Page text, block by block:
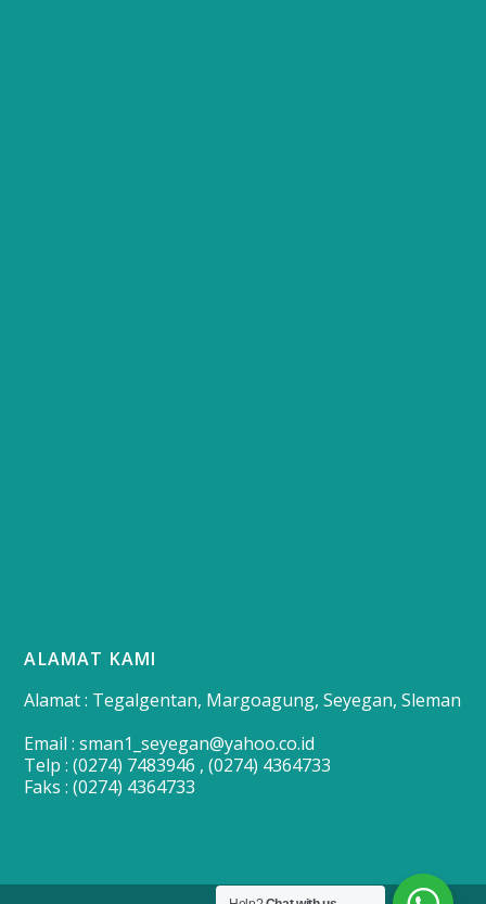
ALAMAT KAMI
Alamat : Tegalgentan, Margoagung, Seyegan, Sleman
Email : sman1_seyegan@yahoo.co.id
Telp : (0274) 7483946 , (0274) 4364733
Faks : (0274) 4364733